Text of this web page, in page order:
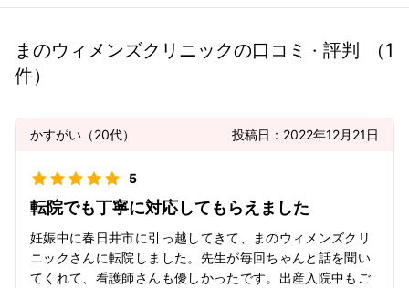
まのウィメンズクリニックの口コミ · 評判 （1
件）
かすがい （20代） 投稿日： 2022年12月21日
5
転院でも丁寧に対応してもらえました
妊娠中に春日井市に引っ越してきて、まのウィメンズクリ
ニックさんに転院しました。先生が毎回ちゃんと話を聞い
てくれて、看護師さんも優しかったです。出産入院中もご